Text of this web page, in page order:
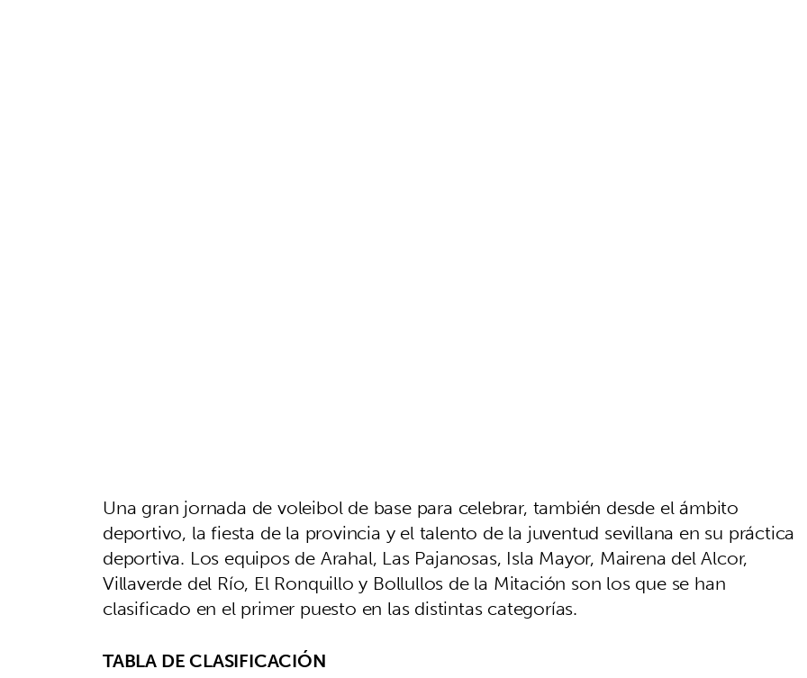
Una gran jornada de voleibol de base para celebrar, también desde el ámbito
deportivo, la fiesta de la provincia y el talento de la juventud sevillana en su práctica
deportiva. Los equipos de Arahal, Las Pajanosas, Isla Mayor, Mairena del Alcor,
Villaverde del Río, El Ronquillo y Bollullos de la Mitación son los que se han
clasificado en el primer puesto en las distintas categorías.
TABLA DE CLASIFICACIÓN